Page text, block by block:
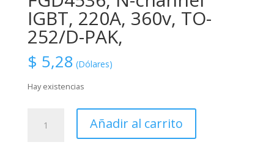
IGBT, 220A, 360v, TO-
252/D-PAK,
$ 5,28 (Dólares)
Hay existencias
Añadir al carrito